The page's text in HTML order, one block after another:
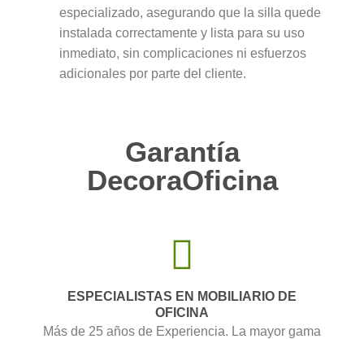
especializado, asegurando que la silla quede
instalada correctamente y lista para su uso
inmediato, sin complicaciones ni esfuerzos
adicionales por parte del cliente.
Garantía
DecoraOficina
ESPECIALISTAS EN MOBILIARIO DE
OFICINA
Más de 25 años de Experiencia. La mayor gama